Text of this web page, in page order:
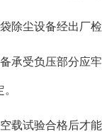
除尘设备经出厂
承受负压部分应
载试验合格后才